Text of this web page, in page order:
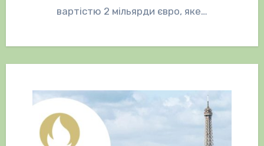
вартістю 2 мільярди євро, яке…